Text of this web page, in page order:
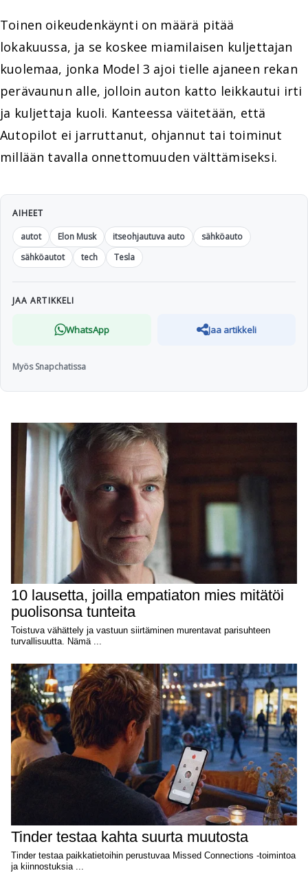
Toinen oikeudenkäynti on määrä pitää
lokakuussa, ja se koskee miamilaisen kuljettajan
kuolemaa, jonka Model 3 ajoi tielle ajaneen rekan
perävaunun alle, jolloin auton katto leikkautui irti
ja kuljettaja kuoli. Kanteessa väitetään, että
Autopilot ei jarruttanut, ohjannut tai toiminut
millään tavalla onnettomuuden välttämiseksi.
AIHEET
autot
Elon Musk itseohjautuva auto
sähköauto
sähköautot
tech Tesla
JAA ARTIKKELI
WhatsApp Jaa artikkeli
Myös Snapchatissa